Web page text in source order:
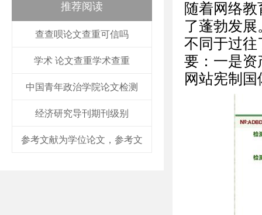
推荐阅读
查查呗论文查重可信吗
学术 论文查重学术查重
中国青年政治学院论文检测
经济研究导刊期刊级别
参考文献为学位论文，参考文
随着网络
了蓬勃发
不同于过往
要：一是资
网站宪制